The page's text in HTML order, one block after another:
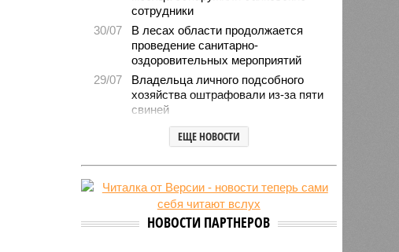
сотрудники
30/07
В лесах области продолжается
проведение санитарно-
оздоровительных мероприятий
29/07
Владельца личного подсобного
хозяйства оштрафовали из-за пяти
свиней
Шестерых кировчан хотят
поощрить за спасение ребёнка
27/07
Питание детей в лагерях
Пенсионеру должны выплатить
300 тысяч рублей после падения в
гололёд
ЕЩЕ НОВОСТИ
НОВОСТИ ПАРТНЕРОВ